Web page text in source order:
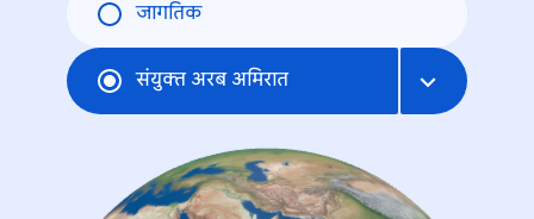
जागतिक
संयुक्त अरब अमिरात